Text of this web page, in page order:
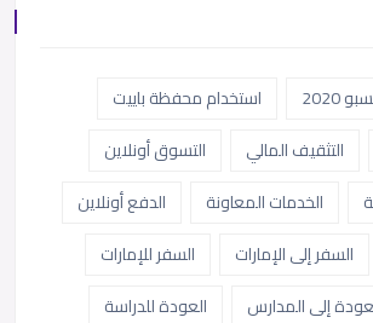
2020
استخدام محفظة باييت
التثقيف المالي
التسوق أونلاين
الخدمات المعاونة
الدفع أونلاين
السفر إلى الإمارات
السفر للإمارات
إلى المدارس
العودة للدراسة